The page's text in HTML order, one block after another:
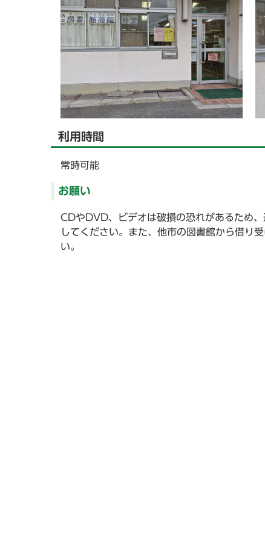
利用時間
常時可能
お願い
CDやDVD、ビデオは破損の恐れがあるため
してください。また、他市の図書館から借り
い。